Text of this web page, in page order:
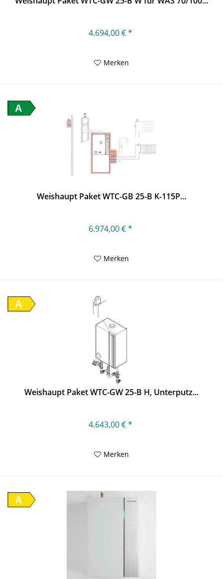
4.694,00 € *
Merken
A
Weishaupt Paket WTC-GB 25-B K-115P...
6.974,00 € *
Merken
A
Weishaupt Paket WTC-GW 25-B H, Unterputz...
4.643,00 € *
Merken
A